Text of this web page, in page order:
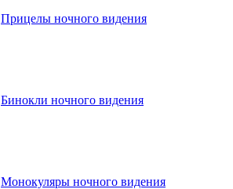
Прицелы ночного видения
Бинокли ночного видения
Монокуляры ночного видения